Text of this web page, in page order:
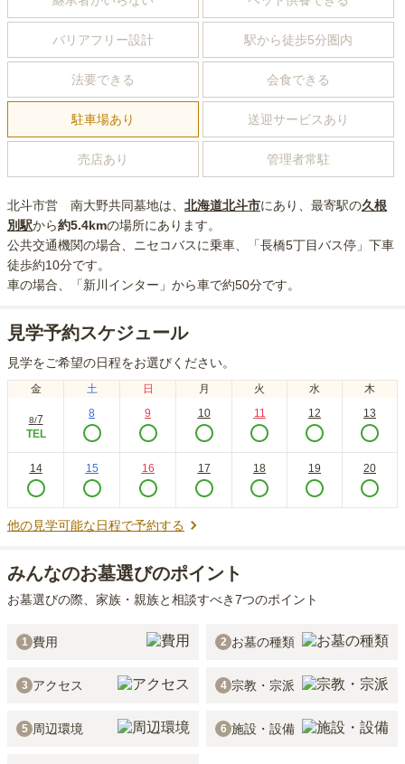
バリアフリー設計 駅から徒歩5分圏内
法要できる 会食できる
駐車場あり 送迎サービスあり
売店あり 管理者常駐
北斗市営 南大野共同墓地は、 北海道北斗市にあり 、最寄駅の久根
別駅から約5.4kmの場所にあり ます。
公共交通機関の場合 、ニセコバスに乗車、「長橋5丁目バス停」下車
徒歩約10分です。
車の場合 、「新川インター」から車で約50分です。
見学予約スケジュール
見学をご希望の日程をお選びください。
金 土 日 月 火 水 木
8/7
TEL
8 9 10 11 12 13
14 15 16 17 18 19 20
他の見学可能な日程で予約する
みんなのお墓選びのポイント
お墓選びの際、家族・親族と相談すべき7つのポイント
1 費用 2 お墓の種類
3 アクセス 4 宗教・宗派
5 周辺環境 6 施設・設備